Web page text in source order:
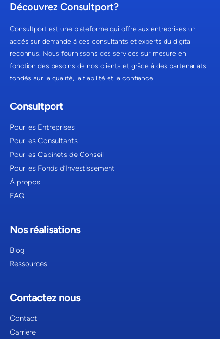
Découvrez Consultport?
Consultport est une plateforme qui offre aux entreprises un
accès sur demande à des consultants et experts du digital
reconnus. Nous fournissons des services sur mesure en
fonction des besoins de nos clients et grâce à des partenariats
fondés sur la qualité, la fiabilité et la confiance.
Consultport
Pour les Entreprises
Pour les Consultants
Pour les Cabinets de Conseil
Pour les Fonds d’Investissement
À propos
FAQ
Nos réalisations
Blog
Ressources
Contactez nous
Contact
Carriere